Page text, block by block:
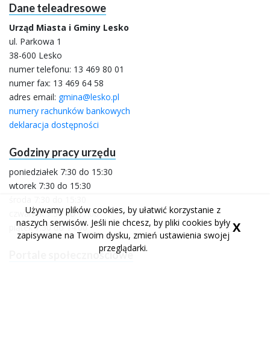
Dane teleadresowe
Urząd Miasta i Gminy Lesko
ul. Parkowa 1
38-600 Lesko
numer telefonu: 13 469 80 01
numer fax: 13 469 64 58
adres email: gmina@lesko.pl
numery rachunków bankowych
deklaracja dostępności
Godziny pracy urzędu
poniedziałek 7:30 do 15:30
wtorek 7:30 do 15:30
czwartek 7:30 do 17:00
piątek 7:30 do 14:00
Portale społecznościowe
Używamy plików cookies, by ułatwić korzystanie z
naszych serwisów. Jeśli nie chcesz, by pliki cookies były
zapisywane na Twoim dysku, zmień ustawienia swojej
przeglądarki.
X